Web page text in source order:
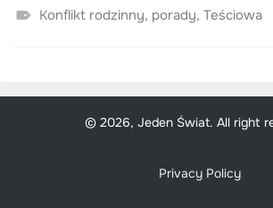
Konflikt rodzinny, porady, Teściowa
© 2026, Jeden Świat. All right
Privacy Policy